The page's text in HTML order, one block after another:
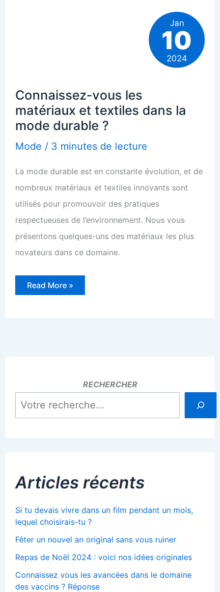
Connaissez-vous les
matériaux et textiles dans la
mode durable ?
Mode / 3 minutes de lecture
La mode durable est en constante évolution, et de
nombreux matériaux et textiles innovants sont
utilisés pour promouvoir des pratiques
respectueuses de l’environnement. Nous vous
présentons quelques-uns des matériaux les plus
novateurs dans ce domaine.
Connaissez-
Read More »
Jan
10
2024
RECHERCHER
Articles récents
Si tu devais vivre dans un film pendant un mois,
lequel choisirais-tu ?
Fêter un nouvel an original sans vous ruiner
Repas de Noël 2024 : voici nos idées originales
Connaissez vous les avancées dans le domaine
des vaccins ? Réponse